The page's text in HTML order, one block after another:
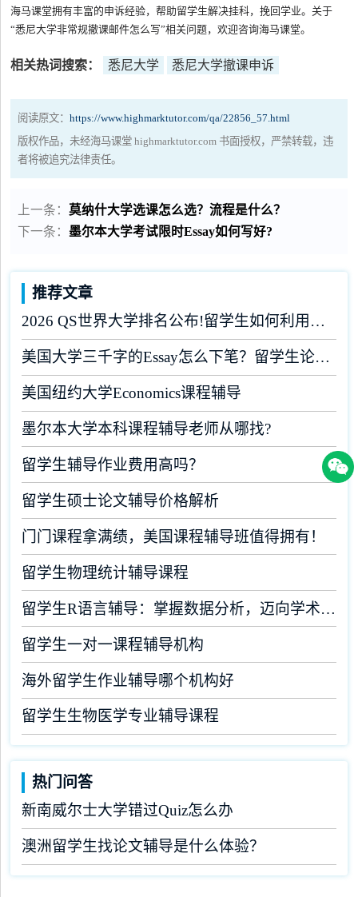
海马课堂拥有丰富的申诉经验，帮助留学生解决挂科，挽回学业。关于
“悉尼大学非常规撤课邮件怎么写”相关问题，欢迎咨询海马课堂。
相关热词搜索： 悉尼大学 悉尼大学撤课申诉
阅读原文：https://www.highmarktutor.com/qa/22856_57.html
版权作品，未经海马课堂 highmarktutor.com 书面授权，严禁转载，违
者将被追究法律责任。
上一条：莫纳什大学选课怎么选？流程是什么？
下一条： 墨尔本大学考试限时Essay如何写好?
推荐文章
2026 QS世界大学排名公布!留学生如何利用榜单做好学业规划?
美国大学三千字的Essay怎么下笔？留学生论文辅导
美国纽约大学Economics课程辅导
墨尔本大学本科课程辅导老师从哪找?
留学生辅导作业费用高吗？
留学生硕士论文辅导价格解析
门门课程拿满绩，美国课程辅导班值得拥有！
留学生物理统计辅导课程
留学生R语言辅导：掌握数据分析，迈向学术成功
留学生一对一课程辅导机构
海外留学生作业辅导哪个机构好
留学生生物医学专业辅导课程
热门问答
新南威尔士大学错过Quiz怎么办
澳洲留学生找论文辅导是什么体验？